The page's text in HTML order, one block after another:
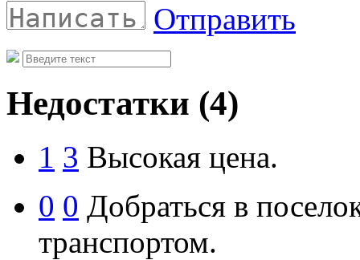
Отправить
Недостатки (4)
1 3 Высокая цена.
0 0 Добраться в
транспортом.